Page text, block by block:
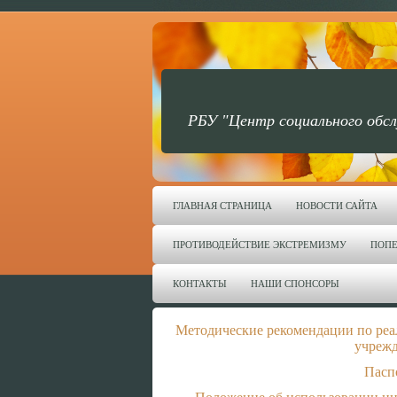
РБУ "Центр социального
ГЛАВНАЯ СТРАНИЦА НОВОСТИ САЙТА
ПРОТИВОДЕЙСТВИЕ ЭКСТРЕМИЗМУ
КОНТАКТЫ НАШИ СПОНСОРЫ
Методические рекомендации по